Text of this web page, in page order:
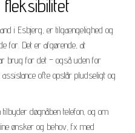
i Esbjerg, er tilgængelighed og
for. Det er afgørende, at
brug for det – også uden for
ofte opstår pludseligt og
døgnåben telefon, og om
ønsker og behov, fx med